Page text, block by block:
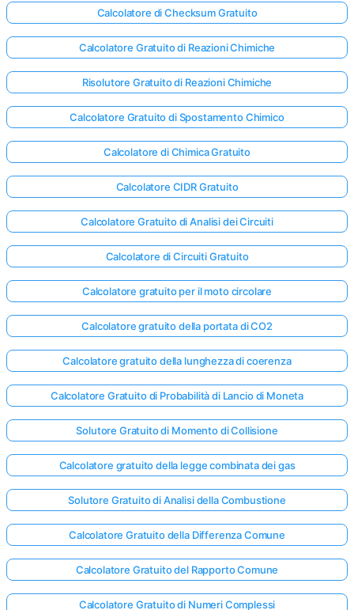
Calcolatore di Checksum Gratuito
Calcolatore Gratuito di Reazioni Chimiche
Risolutore Gratuito di Reazioni Chimiche
Calcolatore Gratuito di Spostamento Chimico
Calcolatore di Chimica Gratuito
Calcolatore CIDR Gratuito
Calcolatore Gratuito di Analisi dei Circuiti
Calcolatore di Circuiti Gratuito
Calcolatore gratuito per il moto circolare
Calcolatore gratuito della portata di CO2
Calcolatore gratuito della lunghezza di coerenza
Calcolatore Gratuito di Probabilità di Lancio di Moneta
Solutore Gratuito di Momento di Collisione
Calcolatore gratuito della legge combinata dei gas
Solutore Gratuito di Analisi della Combustione
Calcolatore Gratuito della Differenza Comune
Calcolatore Gratuito del Rapporto Comune
Calcolatore Gratuito di Numeri Complessi